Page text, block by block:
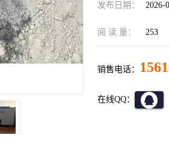
发布日期： 2026-
阅 读 量： 253
销售电话：
在线QQ：